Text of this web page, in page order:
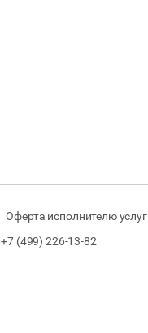
Оферта исполнителю услуг
+7 (499) 226-13-82